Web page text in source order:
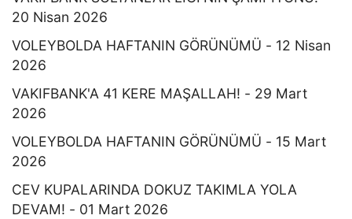
20 Nisan 2026
VOLEYBOLDA HAFTANIN GÖRÜNÜMÜ - 12 Nisan
2026
VAKIFBANK'A 41 KERE MAŞALLAH! - 29 Mart
2026
VOLEYBOLDA HAFTANIN GÖRÜNÜMÜ - 15 Mart
2026
CEV KUPALARINDA DOKUZ TAKIMLA YOLA
DEVAM! - 01 Mart 2026